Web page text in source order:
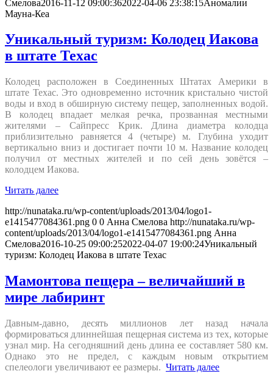
Смелова2016-11-12 09:00:362022-04-06 23:38:15Аномалии
Мауна-Кеа
Уникальный туризм: Колодец Иакова
в штате Техас
Колодец расположен в Соединенных Штатах Америки в
штате Техас. Это одновременно источник кристально чистой
воды и вход в обширную систему пещер, заполненных водой.
В колодец впадает мелкая речка, прозванная местными
жителями – Сайпресс Крик. Длина диаметра колодца
приблизительно равняется 4 (четыре) м. Глубина уходит
вертикально вниз и достигает почти 10 м. Название колодец
получил от местных жителей и по сей день зовётся –
колодцем Иакова.
Читать далее
http://nunataka.ru/wp-content/uploads/2013/04/logo1-
e1415477084361.png 0 0 Анна Смелова http://nunataka.ru/wp-
content/uploads/2013/04/logo1-e1415477084361.png Анна
Смелова2016-10-25 09:00:252022-04-07 19:00:24Уникальный
туризм: Колодец Иакова в штате Техас
Мамонтова пещера – величайший в
мире лабиринт
Давным-давно, десять миллионов лет назад начала
формироваться длиннейшая пещерная система из тех, которые
узнал мир. На сегодняшний день длина ее составляет 580 км.
Однако это не предел, с каждым новым открытием
спелеологи увеличивают ее размеры. Читать далее